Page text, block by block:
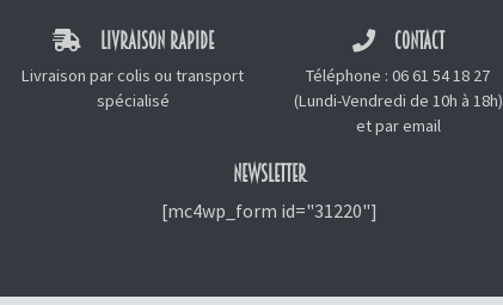
LIVRAISON RAPIDE
Livraison par colis ou transport
spécialisé
CONTACT
Téléphone : 06 61 54 18 27
(Lundi-Vendredi de 10h à 18h)
etpar email
NEWSLETTER
[mc4wp_form id="31220"]